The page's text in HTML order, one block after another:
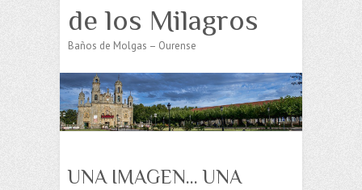
de los Milagros
Baños de Molgas – Ourense
UNA IMAGEN… UNA